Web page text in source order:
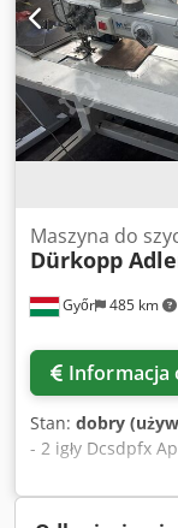
Győr 485 km
Maszyna do
Dürkopp
Informacja
Stan: dobry
- 2 igły Dcsdpfx